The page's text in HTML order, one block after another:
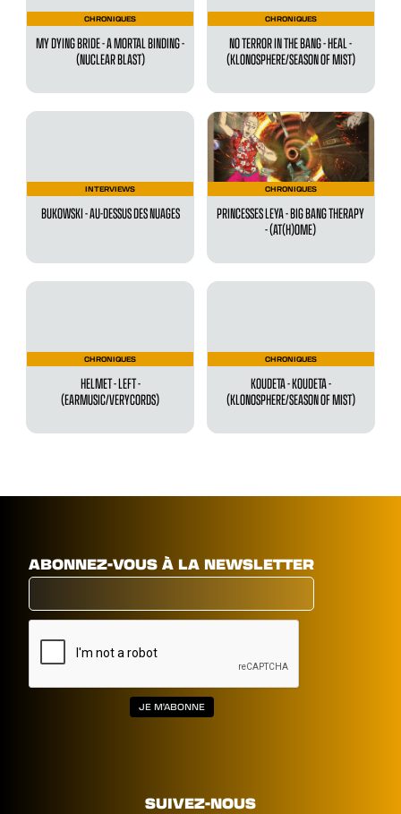
CHRONIQUES
MY DYING BRIDE - A MORTAL BINDING -
(NUCLEAR BLAST)
CHRONIQUES
NO TERROR IN THE BANG - HEAL -
(KLONOSPHERE/SEASON OF MIST)
INTERVIEWS
BUKOWSKI - AU-DESSUS DES NUAGES
CHRONIQUES
PRINCESSES LEYA - BIG BANG THERAPY
- (AT(H)OME)
CHRONIQUES
HELMET - LEFT -
(EARMUSIC/VERYCORDS)
CHRONIQUES
KOUDETA - KOUDETA -
(KLONOSPHERE/SEASON OF MIST)
ABONNEZ-VOUS À LA NEWSLETTER
SUIVEZ-NOUS